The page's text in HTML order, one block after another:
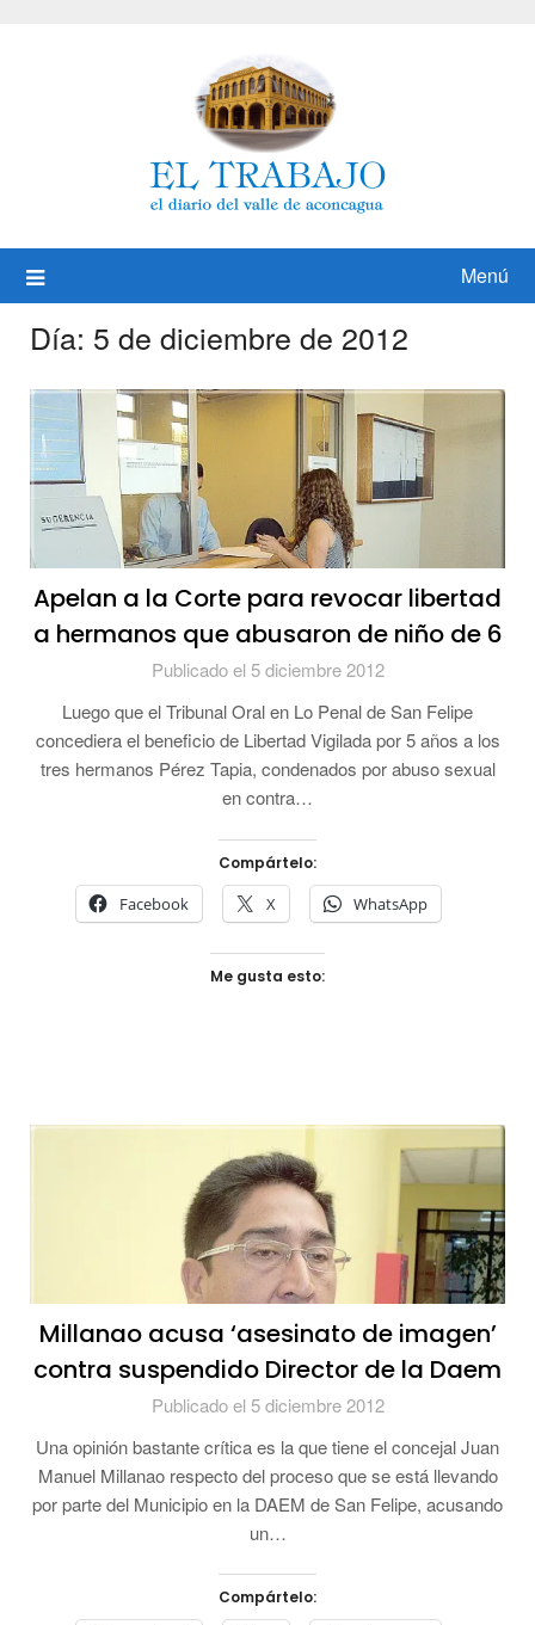
Menú
Día: 5 de diciembre de 2012
Apelan a la Corte para revocar libertad
a hermanos que abusaron de niño de 6
Publicado el 5 diciembre 2012
Luego que el Tribunal Oral en Lo Penal de San Felipe
concediera el beneficio de Libertad Vigilada por 5 años a los
tres hermanos Pérez Tapia, condenados por abuso sexual
en contra…
Compártelo:
Facebook X WhatsApp
Me gusta esto:
Millanao acusa ‘asesinato de imagen’
contra suspendido Director de la Daem
Publicado el 5 diciembre 2012
Una opinión bastante crítica es la que tiene el concejal Juan
Manuel Millanao respecto del proceso que se está llevando
por parte del Municipio en la DAEM de San Felipe, acusando
un…
Compártelo: